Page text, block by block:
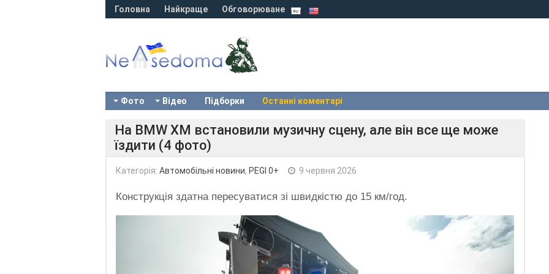
Головна Найкраще Обговорюване
Фото Відео Підборки Останні коментарі
На BMW XM встановили музичну сцену, але він все ще може
їздити (4 фото)
Категорія: Автомобільні новини, PEGI 0+ 9 червня 2026
Конструкція здатна пересуватися зі швидкістю до 15 км/год.